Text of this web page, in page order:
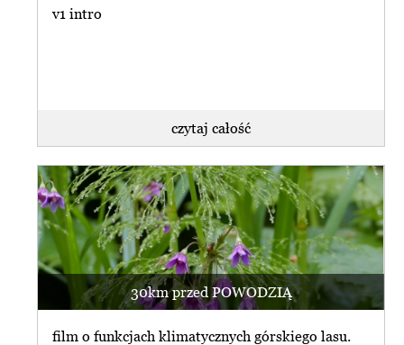
v1 intro
czytaj całość
30km przed POWODZIĄ
film o funkcjach klimatycznych górskiego lasu.